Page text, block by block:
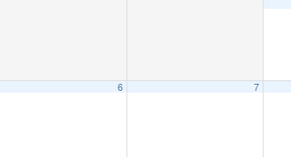
6 7